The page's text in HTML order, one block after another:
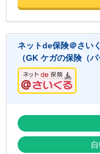
ネットde保険＠さい
（GK ケガの保険（